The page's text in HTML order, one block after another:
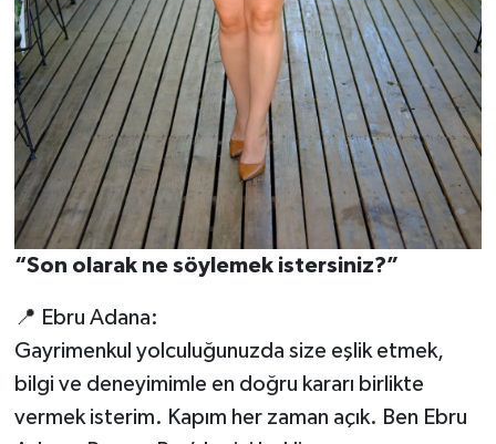
“Son olarak ne söylemek istersiniz?”
📍 Ebru Adana:
Gayrimenkul yolculuğunuzda size eşlik etmek,
bilgi ve deneyimimle en doğru kararı birlikte
vermek isterim. Kapım her zaman açık. Ben Ebru